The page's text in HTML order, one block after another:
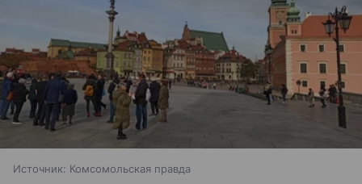
Источник: Комсомольская правда